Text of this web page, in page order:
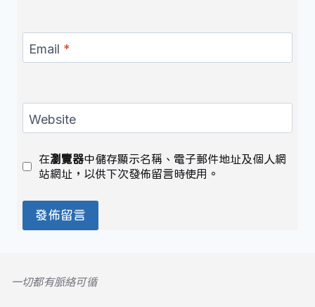
Email *
Website
在瀏覽器中儲存顯示名稱、電子郵件地址及個人網
站網址，以供下次發佈留言時使用。
一切都有脈絡可循